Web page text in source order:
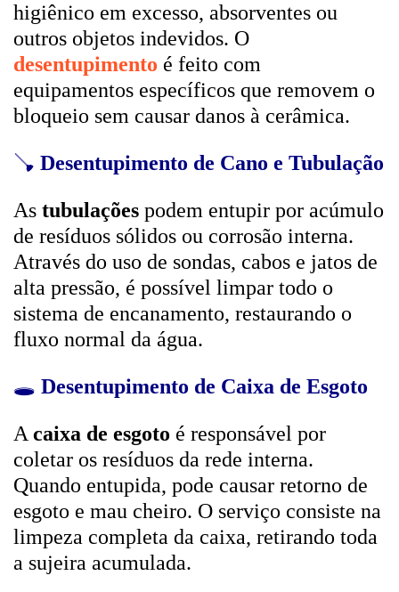
higiênico em excesso, absorventes ou
outros objetos indevidos. O
desentupimento é feito com
equipamentos específicos que removem o
bloqueio sem causar danos à cerâmica.
🪠 Desentupimento de Cano e Tubulação
As tubulações podem entupir por acúmulo
de resíduos sólidos ou corrosão interna.
Através do uso de sondas, cabos e jatos de
alta pressão, é possível limpar todo o
sistema de encanamento, restaurando o
fluxo normal da água.
🕳️ Desentupimento de Caixa de Esgoto
A caixa de esgoto é responsável por
coletar os resíduos da rede interna.
Quando entupida, pode causar retorno de
esgoto e mau cheiro. O serviço consiste na
limpeza completa da caixa, retirando toda
a sujeira acumulada.